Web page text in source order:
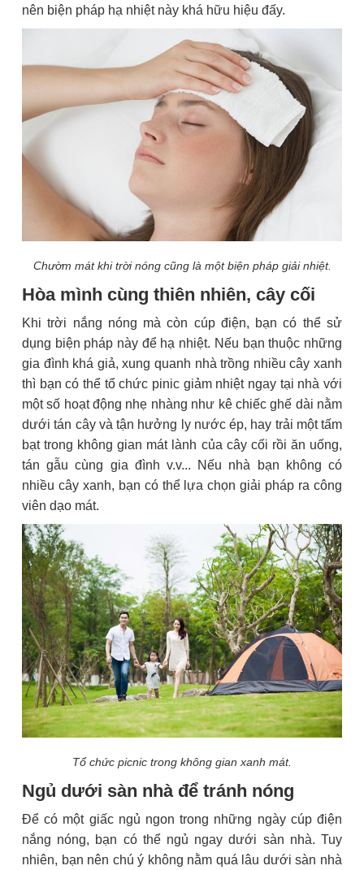
nên biện pháp hạ nhiệt này khá hữu hiệu đấy.
Chườm mát khi trời nóng cũng là một biện pháp giải nhiệt.
Hòa mình cùng thiên nhiên, cây cối
Khi trời nắng nóng mà còn cúp điện, bạn có thể sử
dụng biện pháp này để hạ nhiệt. Nếu bạn thuộc những
gia đình khá giả, xung quanh nhà trồng nhiều cây xanh
thì bạn có thể tổ chức pinic giảm nhiệt ngay tại nhà với
một số hoạt động nhẹ nhàng như kê chiếc ghế dài nằm
dưới tán cây và tận hưởng ly nước ép, hay trải một tấm
bạt trong không gian mát lành của cây cối rồi ăn uống,
tán gẫu cùng gia đình v.v... Nếu nhà bạn không có
nhiều cây xanh, bạn có thể lựa chọn giải pháp ra công
viên dạo mát.
Tổ chức picnic trong không gian xanh mát.
Ngủ dưới sàn nhà để tránh nóng
Để có một giấc ngủ ngon trong những ngày cúp điện
nắng nóng, bạn có thể ngủ ngay dưới sàn nhà. Tuy
nhiên, bạn nên chú ý không nằm quá lâu dưới sàn nhà